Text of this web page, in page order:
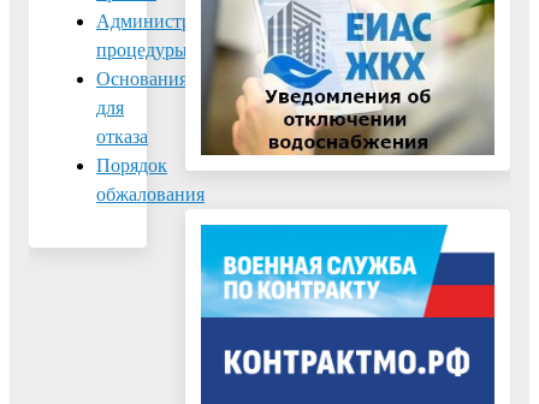
Административные
процедуры
Основания
для
отказа
Порядок
обжалования